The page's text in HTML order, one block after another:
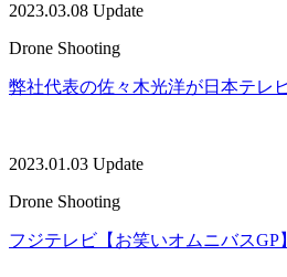
2023.03.08 Update
Drone Shooting
弊社代表の佐々木光洋が日本テレ
2023.01.03 Update
Drone Shooting
フジテレビ【お笑いオムニバスGP